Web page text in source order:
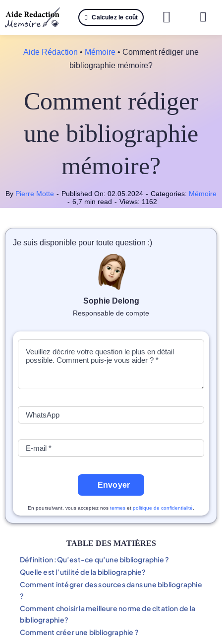
au
contenu
Calculez le coût
📝
Aide Rédaction • Mémoire • Comment rédiger une
bibliographie mémoire?
Comment rédiger
une bibliographie
mémoire?
By Pierre Motte - Published On: 02.05.2024 - Categories: Mémoire
- 6,7 min read - Views: 1162
Je suis disponible pour toute question :)
Sophie Delong
Responsable de compte
Envoyer
En poursuivant, vous acceptez nos termes et politique de confidentialité
TABLE DES MATIÈRES
Définition :Qu’est-ce qu’une bibliographie ?
Quelle est l’utilité de la bibliographie?
Comment intégrer des sources dans une bibliographie
?
Comment choisir la meilleure norme de citation de la
bibliographie?
Comment créer une bibliographie ?